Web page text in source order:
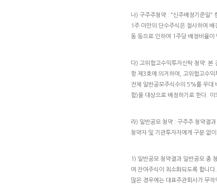
나) 구주주청약 : "신주배정기준일"
1주 미만의 단수주식은 절사하여
동 등으로 인하여 1주당 배정비율이
다) 고위험고수익투자신탁 청약: 본
항 제3호에 의거하여, 고위험고수
전체 일반공모주식수의 5%를 우대
함)을 대상으로 배정하기로 한다.
라) 일반공모 청약 : 구주주 청약결
청약자 및 기관투자자에게 구분 없
1) 일반공모 청약결과 일반공모 총
여 잔여주식이 최소화되도록 합니
많은 경우에는 대표주관회사가 무